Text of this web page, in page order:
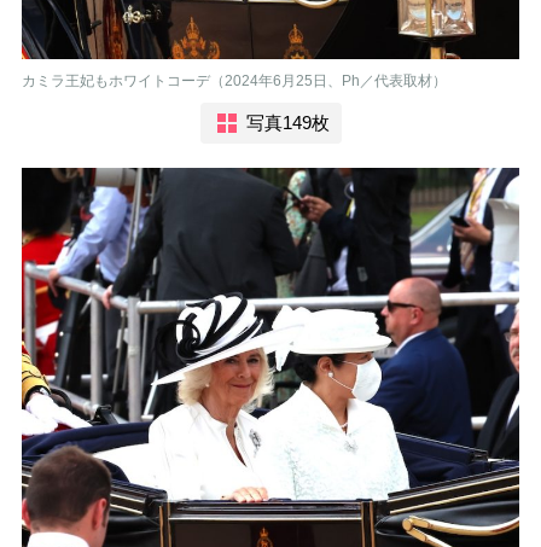
カミラ王妃もホワイトコーデ（2024年6月25日、Ph／代表取材）
写真149枚